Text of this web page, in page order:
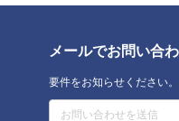
メールでお問い合
要件をお知らせください